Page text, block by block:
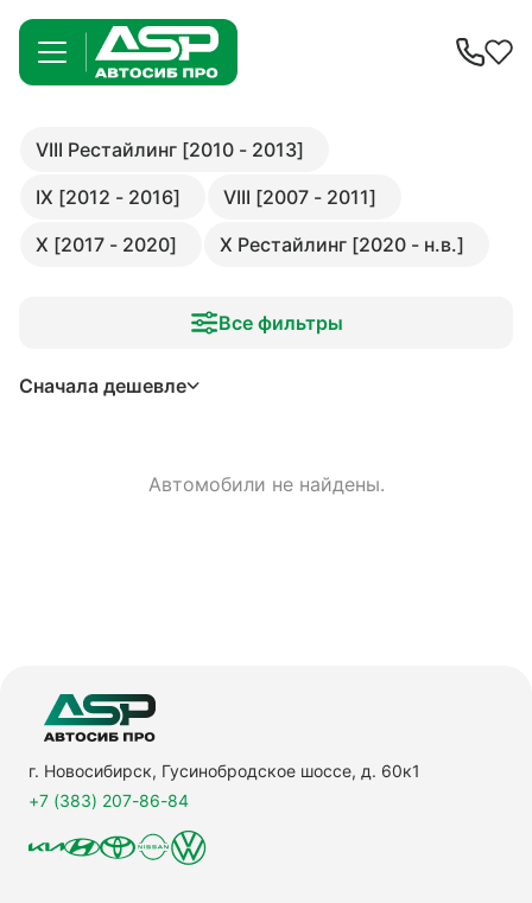
VIII Рестайлинг [2010 - 2013]
IX [2012 - 2016]
VIII [2007 - 2011]
X [2017 - 2020]
X Рестайлинг [2020 - н.в.]
Все фильтры
Сначала дешевле
Автомобили не найдены.
г. Новосибирск, Гусинобродское шоссе, д. 60к1
+7 (383) 207-86-84